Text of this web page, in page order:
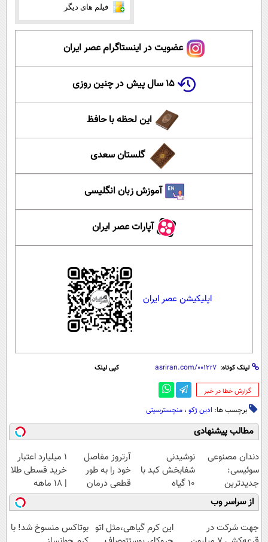
فیلم های دیگر
عضویت در اینستاگرام عصر ایران
۱۵ سال پیش در چنین روزی
این لحظه با حافظ
گلستان سعدی
آموزش زبان انگلیسی
آپارات عصر ایران
اپلیکیشن عصر ایران
لینک کوتاه: کپی لینک
‌گزارش خطا در خبر
برچسب ها: ادین ژکو ، منچسترسیتی
مطالب پیشنهادی
دندان مصنوعی
سوئیسی:
جدیدترین
فناوری اروپا،
سبک و مقاوم |
پرداخت قسطی
نوشیدنی
شفابخش کبد با
10 گیاه
موثر(تخفیف تا
امشب)
آرتروز مفاصل
خود را به طور
قطعی درمان
کنید!
◗پرسش‌نامه◖
۱ میلیارد اعتبار
خرید قسطی طلا
| ۱۸ ماهه
پرداخت کن
از سراسر وب
جهت شرکت در
این کرم گیاهی،مثل اتو بوتاکس منسوخ شد! با